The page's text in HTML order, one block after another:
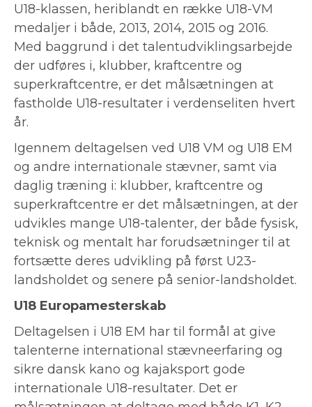
U18-klassen, heriblandt en række U18-VM
medaljer i både, 2013, 2014, 2015 og 2016.
Med baggrund i det talentudviklingsarbejde
der udføres i, klubber, kraftcentre og
superkraftcentre, er det målsætningen at
fastholde U18-resultater i verdenseliten hvert
år.
Igennem deltagelsen ved U18 VM og U18 EM
og andre internationale stævner, samt via
daglig træning i: klubber, kraftcentre og
superkraftcentre er det målsætningen, at der
udvikles mange U18-talenter, der både fysisk,
teknisk og mentalt har forudsætninger til at
fortsætte deres udvikling på først U23-
landsholdet og senere på senior-landsholdet.
U18 Europamesterskab
Deltagelsen i U18 EM har til formål at give
talenterne international stævneerfaring og
sikre dansk kano og kajaksport gode
internationale U18-resultater. Det er